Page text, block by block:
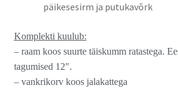
päikesesirm ja putukavõrk
Komplekti kuulub:
– raam koos suurte täiskumm ratastega.
tagumised 12″.
– vankrikorv koos jalakattega